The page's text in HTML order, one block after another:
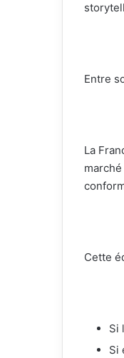
Entre
La
Cette
Si
Si